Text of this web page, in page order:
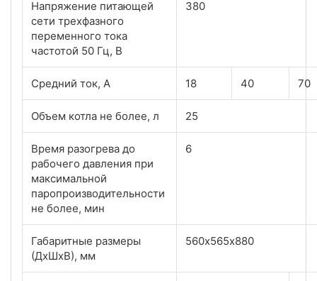
Напряжение питающей
сети трехфазного
переменного тока
частотой 50 Гц, В
380
Средний ток, А 18 40 70
Объем котла не более, л 25
Время разогрева до
рабочего давления при
максимальной
паропроизводительности
не более, мин
6
Габаритные размеры
(ДхШхВ), мм
560х565х880